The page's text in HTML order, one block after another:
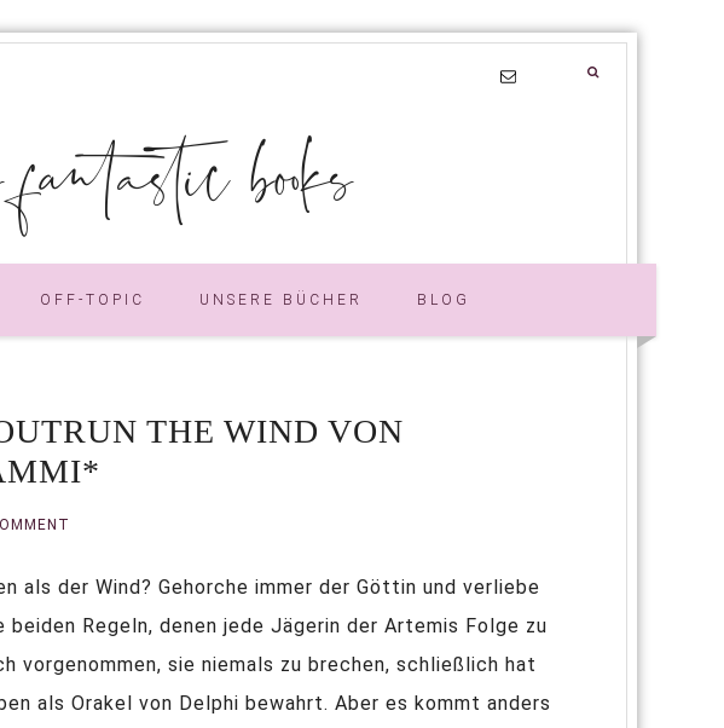
books
OFF-TOPIC UNSERE BÜCHER BLOG
THE WIND VON
als der Wind? Gehorche immer der Göttin und verliebe
beiden Regeln, denen jede Jägerin der Artemis Folge zu
vorgenommen, sie niemals zu brechen, schließlich hat
als Orakel von Delphi bewahrt. Aber es kommt anders